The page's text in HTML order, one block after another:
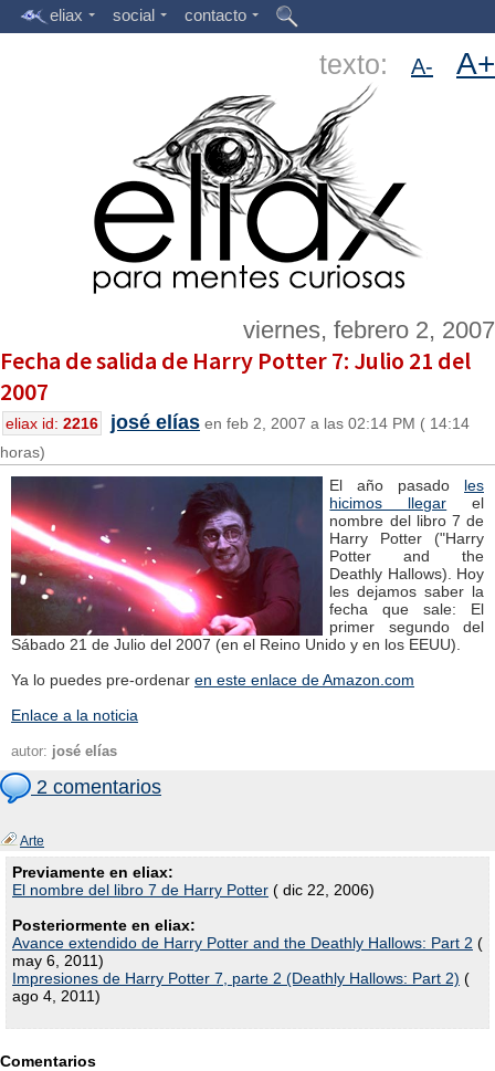
eliax social contacto
texto: A- A+
viernes, febrero 2, 2007
Fecha de salida de Harry Potter 7: Julio 21 del
2007
eliax id: 2216 josé elías en feb 2, 2007 a las 02:14 PM ( 14:14
horas)
El año pasado les
hicimos llegar el
nombre del libro 7 de
Harry Potter ("Harry
Potter and the
Deathly Hallows). Hoy
les dejamos saber la
fecha que sale: El
primer segundo del
Sábado 21 de Julio del 2007 (en el Reino Unido y en los EEUU).
Ya lo puedes pre-ordenar en este enlace de Amazon.com
Enlace a la noticia
autor: josé elías
2 comentarios
Arte
Previamente en eliax:
El nombre del libro 7 de Harry Potter ( dic 22, 2006)
Posteriormente en eliax:
Avance extendido de Harry Potter and the Deathly Hallows: Part 2 (
may 6, 2011)
Impresiones de Harry Potter 7, parte 2 (Deathly Hallows: Part 2) (
ago 4, 2011)
Comentarios